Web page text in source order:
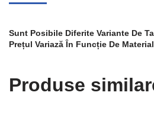
Sunt Posibile Diferite Variante De
Prețul Variază În Funcție De
Produse